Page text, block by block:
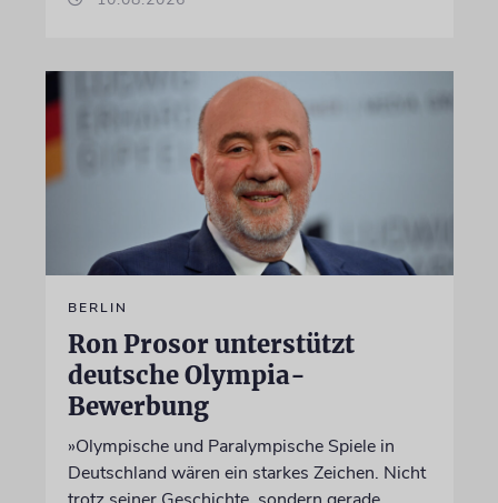
BERLIN
Ron Prosor unterstützt
deutsche Olympia-
Bewerbung
»Olympische und Paralympische Spiele in
Deutschland wären ein starkes Zeichen. Nicht